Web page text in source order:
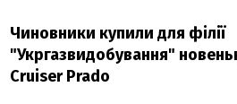
Чиновники купили для філії
"Укргазвидобування"
Cruiser Prado